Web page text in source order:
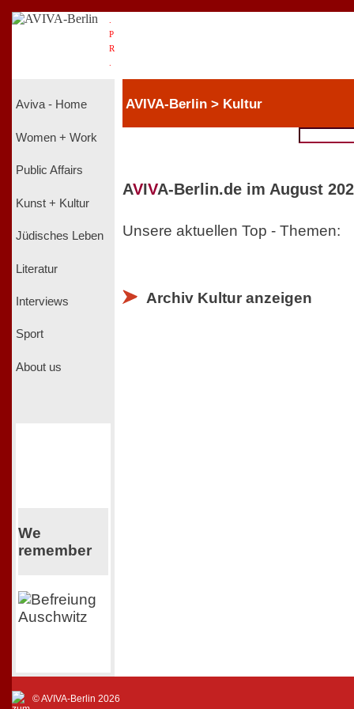
P
R
Aviva - Home
Women + Work
Public Affairs
Kunst + Kultur
Jüdisches Leben
Literatur
Interviews
Sport
About us
We
remember
AVIVA-Berlin > Kultur
AVIVA-Berlin.de im August
Unsere aktuellen Top - Themen:
Archiv Kultur anzeigen
© AVIVA-Berlin 2026